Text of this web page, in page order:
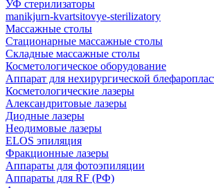
УФ стерилизаторы
manikjurn-kvartsitovye-sterilizatory
Массажные столы
Стационарные массажные столы
Складные массажные столы
Косметологическое оборудование
Аппарат для нехирургической
Косметологические лазеры
Александритовые лазеры
Диодные лазеры
Неодимовые лазеры
ELOS эпиляция
Фракционные лазеры
Аппараты для фотоэпиляции
Аппараты для RF (РФ)